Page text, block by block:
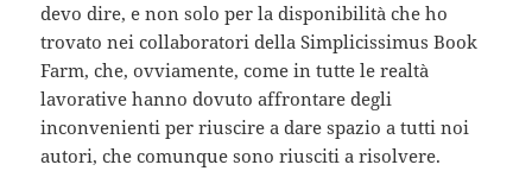
devo dire, e non solo per la disponibilità che ho
trovato nei collaboratori della Simplicissimus Book
Farm, che, ovviamente, come in tutte le realtà
lavorative hanno dovuto affrontare degli
inconvenienti per riuscire a dare spazio a tutti noi
autori, che comunque sono riusciti a risolvere.